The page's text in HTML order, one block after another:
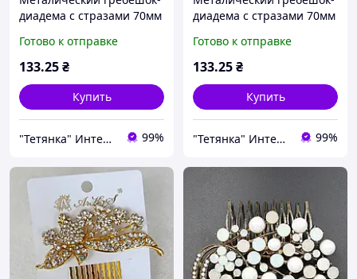
диадема с стразами 70мм
Готово к отправке
133.25₴
Купить
"Тетянка" Интернет-магазин 99%
диадема с стразами 70мм
Готово к отправке
133.25₴
Купить
"Тетянка" Интернет-магазин 99%